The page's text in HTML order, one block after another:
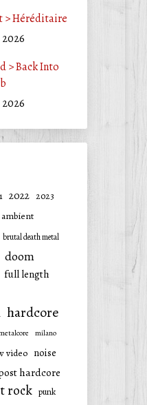
> Héréditaire
> Back Into
2022 2023
ambient
brutal death metal
doom
full length
hardcore
milano
video noise
hardcore
rock punk